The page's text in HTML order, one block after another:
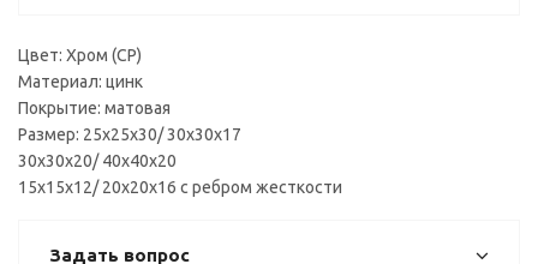
Цвет: Хром (СР)
Материал: цинк
Покрытие: матовая
Размер: 25х25х30/ 30х30х17
30х30х20/ 40х40х20
15х15х12/ 20х20х16 с ребром жесткости
Задать вопрос